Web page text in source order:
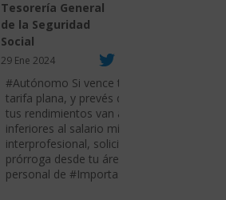
Tesorería General
de la Seguridad
Social
29 Ene 2024
#Autónomo Si vence tu
tarifa plana, y prevés que
tus rendimientos van a ser
inferiores al salario mínimo
interprofesional, solicita su
prórroga desde tu área
personal de#Importass